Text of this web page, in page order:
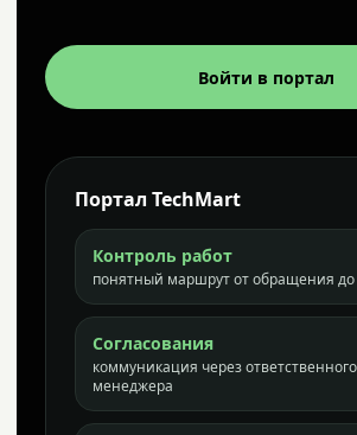
Войти в портал
Портал TechMart
Контроль работ
понятный маршрут от обращения до
Согласования
коммуникация через ответственного
менеджера